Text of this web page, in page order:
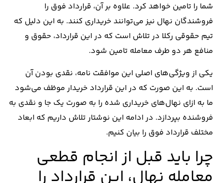
شما را تامین خواهد کرد. علاوه بر آن، قرارداد فوق را
فروشندگان نهال نیز می‌توانند خریداری کنند. به این دلیل که
تیم حقوقی رکلا در تلاش است که در این قرارداد، حقوق و
منافع هر دو طرف معامله تامین شود.
یکی از ویژگی‌های اصلی این موافقت نامه، نقدی بودن آن
است. به این صورت که در این قرارداد خریدار موظف می‌شود
ما به ازای نهال‌های خریداری شده را به صورت یک جا و نقدی به
فروشنده بپردازد. در ادامه این نوشتار تلاش داریم که ابعاد
مختلف قرارداد فوق را بیان کنیم.
چرا باید قبل از انجام قطعی
معامله نهال، این قرارداد را